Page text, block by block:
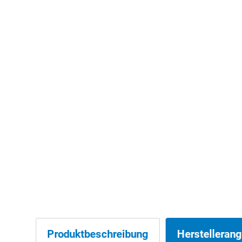
Produktbeschreibung